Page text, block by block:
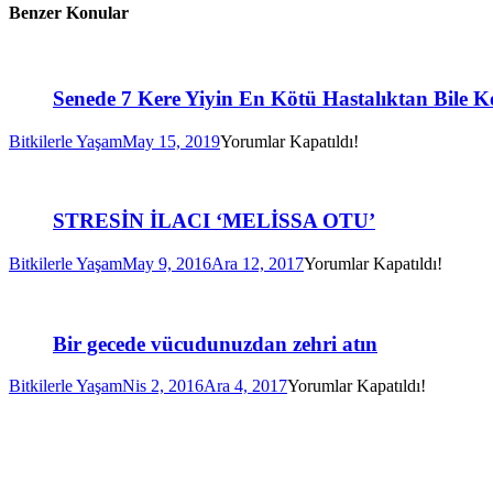
Benzer Konular
Senede 7 Kere Yiyin En Kötü Hastalıktan Bile
Bitkilerle YaşamMay 15, 2019Yorumlar Kapatıldı!
STRESİN İLACI ‘MELİSSA OTU’
Bitkilerle YaşamMay 9, 2016Ara 12, 2017Yorumlar Kapatıldı!
Bir gecede vücudunuzdan zehri atın
Bitkilerle YaşamNis 2, 2016Ara 4, 2017Yorumlar Kapatıldı!